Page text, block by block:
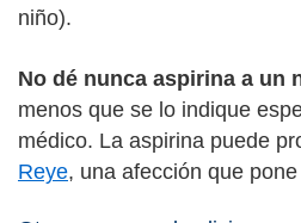
niño).
No dé nunca aspirina a un
menos que se lo indique
médico. La aspirina puede
Reye, una afección que